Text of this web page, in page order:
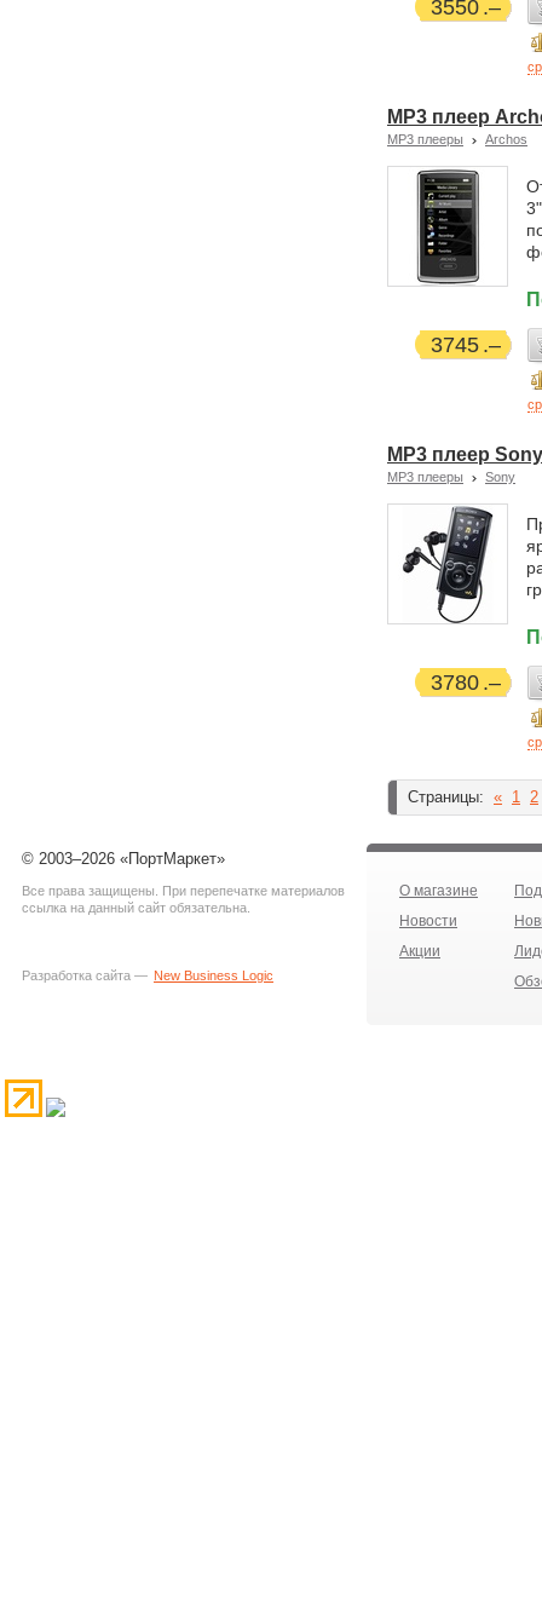
3550
MP3 плеер
MP3 плееры Archos
3745
MP3 плеер
MP3 плееры Sony
3780
Страницы: « 1 2
© 2003–2026 «ПортМаркет»
Все права защищены. При перепечатке материалов
ссылка на данный сайт обязательна.
Разработка сайта — New Business Logic
О магазине
Новости
Акции